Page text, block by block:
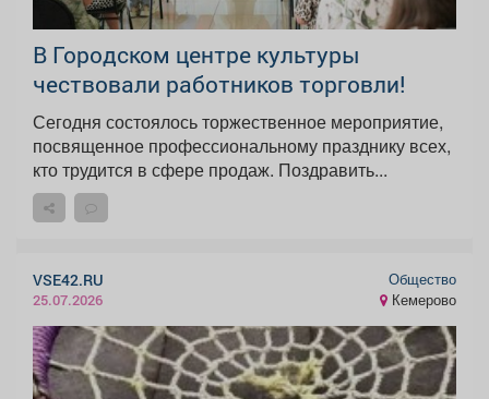
В Городском центре культуры
чествовали работников торговли!
Сегодня состоялось торжественное мероприятие,
посвященное профессиональному празднику всех,
кто трудится в сфере продаж. Поздравить...
VSE42.RU
25.07.2026
Общество
Кемерово